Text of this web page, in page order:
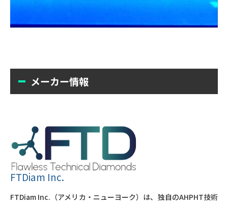
メーカー情報
FTDiam Inc.
FTDiam Inc.（アメリカ・ニューヨーク）は、独自のAHPHT技術